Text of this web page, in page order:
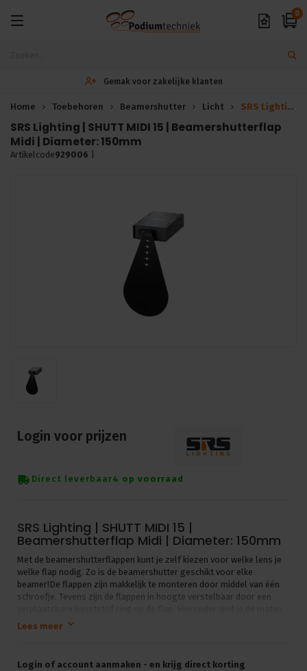
0
Gemak voor zakelijke klanten
Home Toebehoren Beamershutter Licht SRS Lighting | SHUTT MIDI 15 | Beamershutterflap Midi | Diameter:150mm
SRS Lighting | SHUTT MIDI 15 | Beamershutterflap
Midi | Diameter: 150mm
Artikelcode929006
Login voor prijzen
Direct leverbaar4 op voorraad
SRS Lighting | SHUTT MIDI 15 |
Beamershutterflap Midi | Diameter: 150mm
Met de beamershutterflappen kunt je zelf kiezen voor welke lens je
welke flap nodig. Zo is de beamershutter geschikt voor elke
beamer!De flappen zijn makkelijk te monteren door middel van één
schroefje. Tevens zijn de flappen in hoogte verstelbaar door een
van de 3 soorten flappen:
18cm
Lees meer
Login of account aanmaken - en krijg direct korting